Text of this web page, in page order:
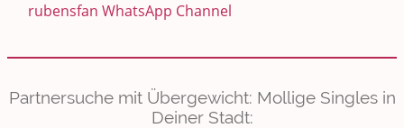
rubensfan WhatsApp Channel
Partnersuche mit Übergewicht: Mollige Singles in
Deiner Stadt: